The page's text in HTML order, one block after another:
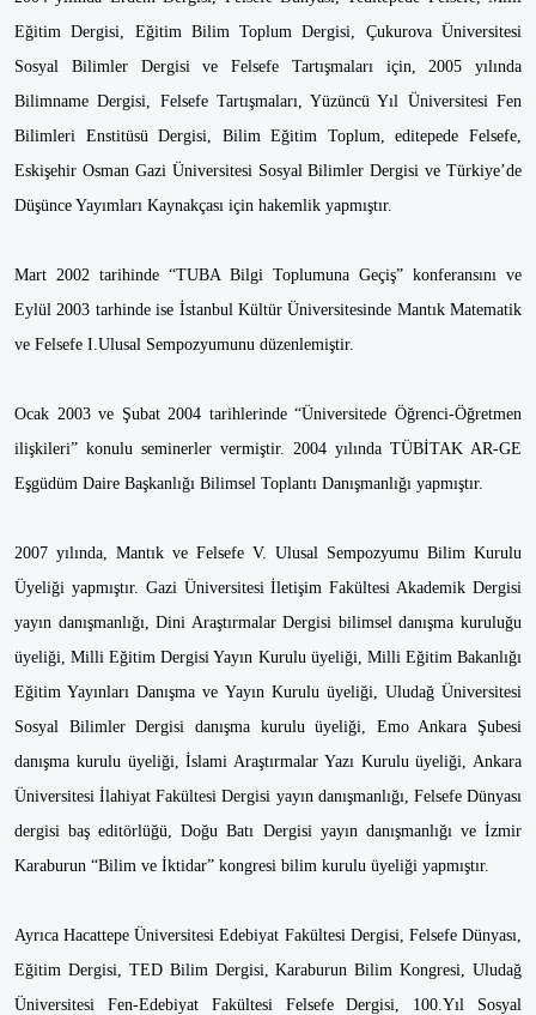
Eğitim Dergisi, Eğitim Bilim Toplum Dergisi, Çukurova Üniversitesi
Sosyal Bilimler Dergisi ve Felsefe Tartışmaları için, 2005 yılında
Bilimname Dergisi, Felsefe Tartışmaları, Yüzüncü Yıl Üniversitesi Fen
Bilimleri Enstitüsü Dergisi, Bilim Eğitim Toplum, editepede Felsefe,
Eskişehir Osman Gazi Üniversitesi Sosyal Bilimler Dergisi ve Türkiye’de
Düşünce Yayımları Kaynakçası için hakemlik yapmıştır.
Mart 2002 tarihinde “TUBA Bilgi Toplumuna Geçiş” konferansını ve
Eylül 2003 tarhinde ise İstanbul Kültür Üniversitesinde Mantık Matematik
ve Felsefe I.Ulusal Sempozyumunu düzenlemiştir.
Ocak 2003 ve Şubat 2004 tarihlerinde “Üniversitede Öğrenci-Öğretmen
ilişkileri” konulu seminerler vermiştir. 2004 yılında TÜBİTAK AR-GE
Eşgüdüm Daire Başkanlığı Bilimsel Toplantı Danışmanlığı yapmıştır.
2007 yılında, Mantık ve Felsefe V. Ulusal Sempozyumu Bilim Kurulu
Üyeliği yapmıştır. Gazi Üniversitesi İletişim Fakültesi Akademik Dergisi
yayın danışmanlığı, Dini Araştırmalar Dergisi bilimsel danışma kuruluğu
üyeliği, Milli Eğitim Dergisi Yayın Kurulu üyeliği, Milli Eğitim Bakanlığı
Eğitim Yayınları Danışma ve Yayın Kurulu üyeliği, Uludağ Üniversitesi
Sosyal Bilimler Dergisi danışma kurulu üyeliği, Emo Ankara Şubesi
danışma kurulu üyeliği, İslami Araştırmalar Yazı Kurulu üyeliği, Ankara
Üniversitesi İlahiyat Fakültesi Dergisi yayın danışmanlığı, Felsefe Dünyası
dergisi baş editörlüğü, Doğu Batı Dergisi yayın danışmanlığı ve İzmir
Karaburun “Bilim ve İktidar” kongresi bilim kurulu üyeliği yapmıştır.
Ayrıca Hacattepe Üniversitesi Edebiyat Fakültesi Dergisi, Felsefe Dünyası,
Eğitim Dergisi, TED Bilim Dergisi, Karaburun Bilim Kongresi, Uludağ
Üniversitesi Fen-Edebiyat Fakültesi Felsefe Dergisi, 100.Yıl Sosyal